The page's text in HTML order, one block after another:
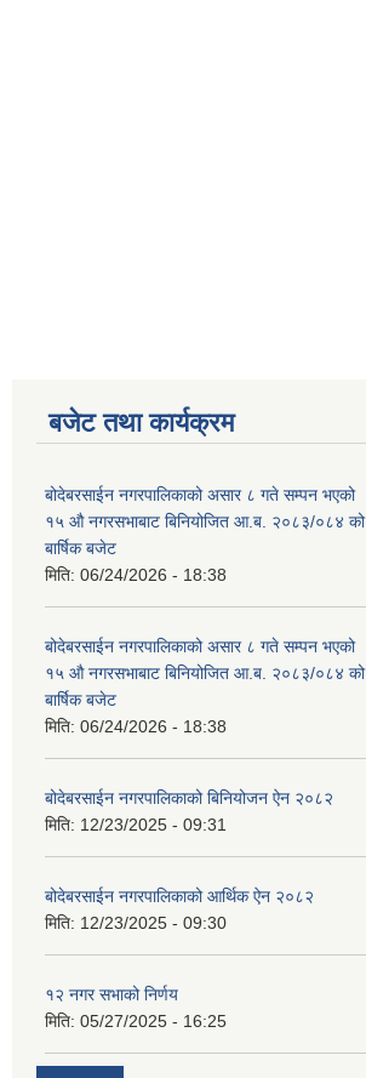
बजेट तथा कार्यक्रम
बोदेबरसाईन नगरपालिकाको असार ८ गते सम्पन भएको
१५ ‍‍‍औ नगरसभाबाट बिनियोजित आ.ब. २०८३/०८४ को
बार्षिक बजेट
मिति: 06/24/2026 - 18:38
बोदेबरसाईन नगरपालिकाको असार ८ गते सम्पन भएको
१५ ‍‍‍औ नगरसभाबाट बिनियोजित आ.ब. २०८३/०८४ को
बार्षिक बजेट
मिति: 06/24/2026 - 18:38
बोदेबरसाईन नगरपालिकाको बिनियोजन ऐन २०८२
मिति: 12/23/2025 - 09:31
बोदेबरसाईन नगरपालिकाको आर्थिक ऐन २०८२
मिति: 12/23/2025 - 09:30
१२ नगर सभाको निर्णय
मिति: 05/27/2025 - 16:25